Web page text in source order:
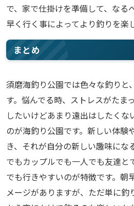
で、家で仕掛けを準備して、なる
早く行く事によってより釣りを楽
まとめ
須磨海釣り公園では色々な釣りと
す。悩んでる時、ストレスがたま
したいけどあまり遠出はしたくな
のが海釣り公園です。新しい体験
き、それが自分の新しい趣味にな
でもカップルでも一人でも友達と
でも行きやすいのが特徴です。朝
メージがありますが、ただ単に